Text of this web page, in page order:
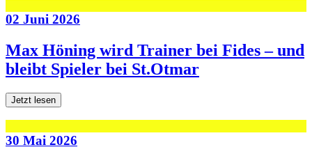
02 Juni 2026
Max Höning wird Trainer bei Fides – und
bleibt Spieler bei St.Otmar
Jetzt lesen
30 Mai 2026